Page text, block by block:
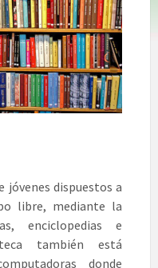
jóvenes dispuestos a
libre, mediante la
enciclopedias e
también está
donde